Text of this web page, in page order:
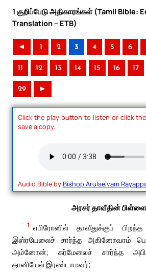
1 குறிப்பேடு அதிகாரங்கள் (Tamil Bible:
Translation – ETB)
◄ 1 2 3 4 5 6
11 12 13 14 15 16 17
29 ►
Click the play button to listen or click
save a copy.
Audio Bible byBishop Arulselvam
அரசர் தாவீதின்
1 எபிரோனில் தாவீதுக்குப்
இஸ்ரயேலைச் சார்ந்த அகினோவாம்
அம்னோன்; கர்மேலைச் சார்ந்த
தானியேல் இரண்டாமவர்;